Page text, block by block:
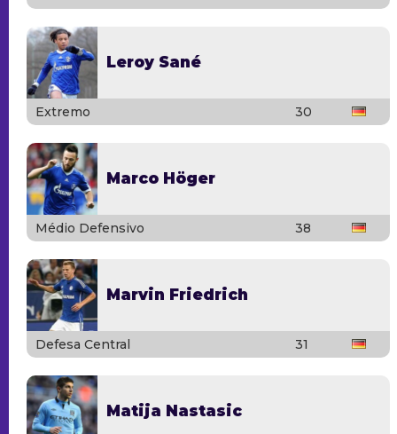
Leroy Sané
Extremo 30
Marco Höger
Médio Defensivo 38
Marvin Friedrich
Defesa Central 31
Matija Nastasic